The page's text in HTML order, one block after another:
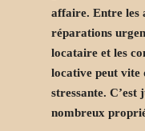
affaire. Entre les
réparations
locataire et les
locative peut vite
stressante. C’est
nombreux